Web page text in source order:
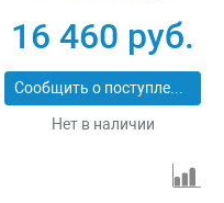
16 460 руб.
Сообщить о поступлении
Нет в наличии